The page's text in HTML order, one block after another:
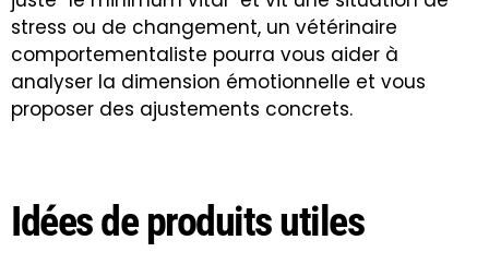
stress ou de changement, un vétérinaire
comportementaliste pourra vous aider à
analyser la dimension émotionnelle et vous
proposer des ajustements concrets.
Idées de produits utiles